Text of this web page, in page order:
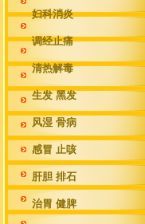
妇科消炎
调经止痛
清热解毒
生发 黑发
风湿 骨病
感冒 止咳
肝胆 排石
治胃 健脾